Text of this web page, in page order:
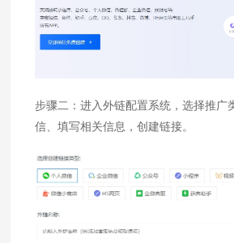
步骤二：进入外链配置系统，选择推
信、填写相关信息，创建链接。